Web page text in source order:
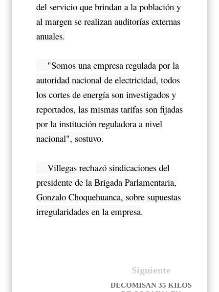
del servicio que brindan a la población y
al margen se realizan auditorías externas
anuales.
"Somos una empresa regulada por la
autoridad nacional de electricidad, todos
los cortes de energía son investigados y
reportados, las mismas tarifas son fijadas
por la institución reguladora a nivel
nacional", sostuvo.
Villegas rechazó sindicaciones del
presidente de la Brigada Parlamentaria,
Gonzalo Choquehuanca, sobre supuestas
irregularidades en la empresa.
Siguiente
DECOMISAN 35 KILOS